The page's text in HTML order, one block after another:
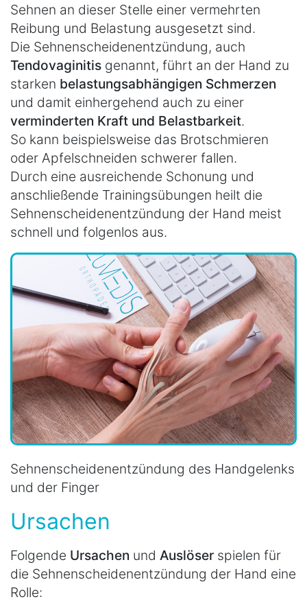
Sehnen an dieser Stelle einer vermehrten
Reibung und Belastung ausgesetzt sind.
Die Sehnenscheidenentzündung, auch
Tendovaginitis genannt, führt an der Hand zu
starken belastungsabhängigen Schmerzen
und damit einhergehend auch zu einer
verminderten Kraft und Belastbarkeit.
So kann beispielsweise das Brotschmieren
oder Apfelschneiden schwerer fallen.
Durch eine ausreichende Schonung und
anschließende Trainingsübungen heilt die
Sehnenscheidenentzündung der Hand meist
schnell und folgenlos aus.
Sehnenscheidenentzündung des Handgelenks
und der Finger
Ursachen
Folgende Ursachen und Auslöser spielen für
die Sehnenscheidenentzündung der Hand eine
Rolle: